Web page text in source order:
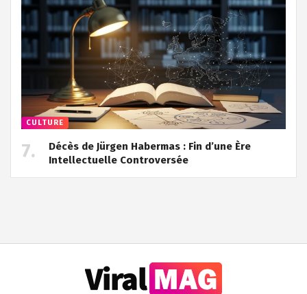
CULTURE
Décès de Jürgen Habermas : Fin d’une Ère
Intellectuelle Controversée